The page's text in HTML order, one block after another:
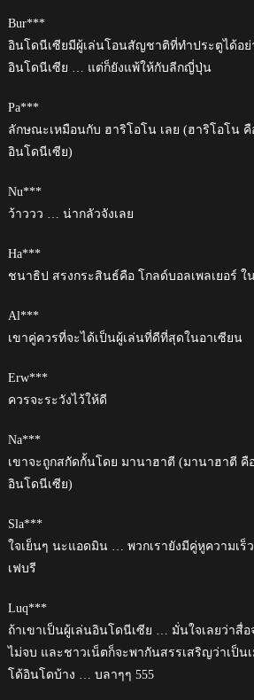
Bur***
อินโดนีเซียมีผู้เล่นโอนสัญชาติที่ทำประตูได้อย่
อินโดนีเซีย … แต่ก็ยังแพ้ให้กับลีกญี่ปุ่น
Pa***
ลักษณะเหมือนกับ ฮาริโอโน เลย (ฮาริโอโน
อินโดนีเซีย)
Nu***
ว้าววว … น่ากลัวจังเลย
Ha***
ชนาธิป สรงกระสินธ์คือ โกลด์บอลเพลเยอร์ ใน
Al***
เขาคู่ควรที่จะได้เป็นผู้เล่นที่ดีที่สุดในอาเซียน
Erw***
ควรจะระวังไว้ให้ดี
Na***
เขาจะถูกสกัดกั้นโดย มานาฮาตี (มานาฮาตี คื
อินโดนีเซีย)
Sla***
ใจเย็นๆ นะแอดมิน … พวกเรายังมีคู่หูความเ
เฟบรี
Luq***
ถ้าเขาเป็นผู้เล่นอินโดนีเซีย … มั่นใจเลยว่าสื่
ไม่จบ และชาวเน็ตก็จะพากันสรรเสริญว่าเป็
โด้อินโดบ้าง … บลาๆๆ 555